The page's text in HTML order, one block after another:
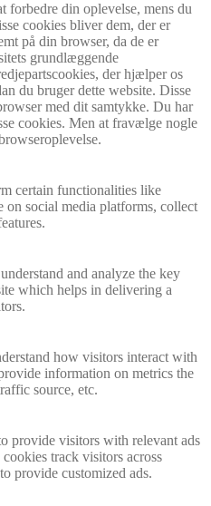
forbedre din oplevelse, mens du
cookies bliver dem, der er
på din browser, da de er
grundlæggende
der hjælper os
du bruger dette website. Disse
med dit samtykke. Du har
cookies. Men at fravælge nogle
certain functionalities like
on social media platforms, collect
and analyze the key
which helps in delivering a
how visitors interact with
information on metrics the
source, etc.
provide visitors with relevant ads
track visitors across
provide customized ads.